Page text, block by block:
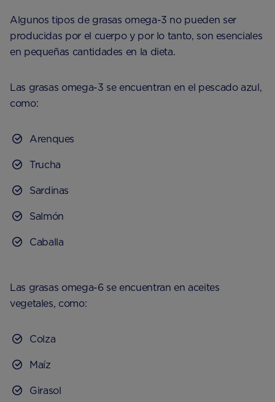
Algunos tipos de grasas omega-3 no pueden ser
producidas por el cuerpo y por lo tanto, son esenciales
en pequeñas cantidades en la dieta.
Las grasas omega-3 se encuentran en el pescado azul,
como:
Arenques
Trucha
Sardinas
Salmón
Caballa
Las grasas omega-6 se encuentran en aceites
vegetales, como:
Colza
Maíz
Girasol